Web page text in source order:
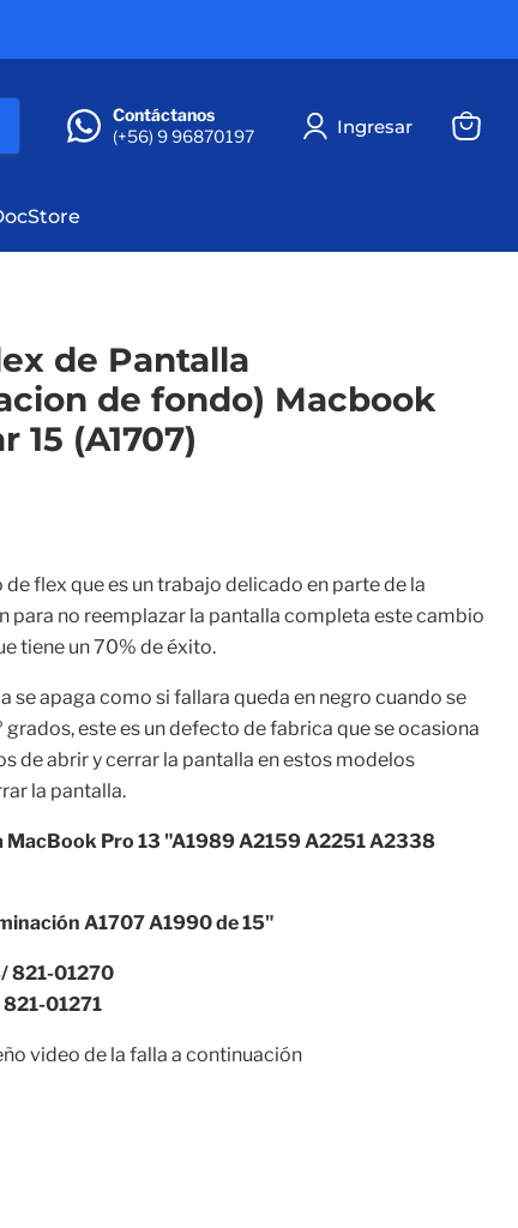
Contáctanos
(+56) 9 96870197
Ingresar
de Pantalla
de fondo) Macbook
15 (A1707)
flex que es un trabajo delicado en parte de la
para no reemplazar la pantalla completa este cambio
tiene un 70% de éxito.
se apaga como si fallara queda en negro cuando se
este es un defecto de fabrica que se ocasiona
de abrir y cerrar la pantalla en estos modelos
la pantalla.
MacBook Pro 13 "A1989 A2159 A2251 A2338
A1707 A1990 de 15"
821-01270
01271
video de la falla a continuación